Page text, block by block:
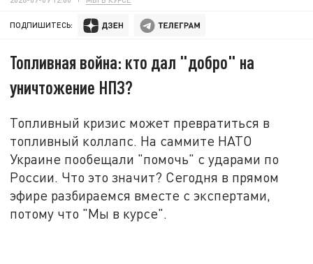
ПОДПИШИТЕСЬ:
Топливная война: кто дал "добро" на
уничтожение НПЗ?
Топливный кризис может превратиться в
топливный коллапс. На саммите НАТО
Украине пообещали "помочь" с ударами по
России. Что это значит? Сегодня в прямом
эфире разбираемся вместе с экспертами,
потому что "Мы в курсе".